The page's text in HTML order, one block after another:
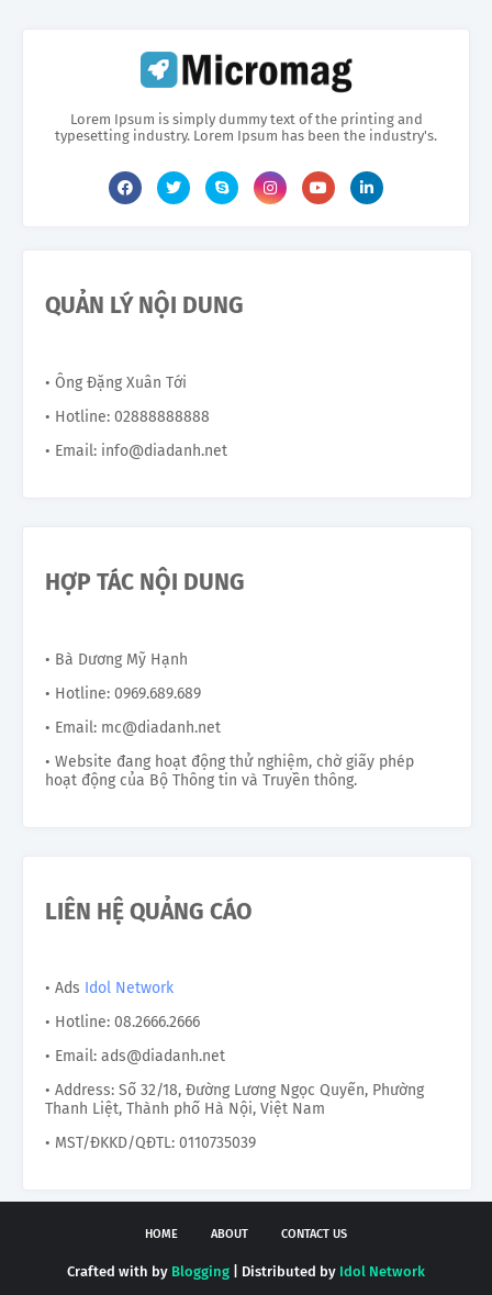
Lorem Ipsum is simply dummy text of the printing and
typesetting industry. Lorem Ipsum has been the industry's.
QUẢN LÝ NỘI DUNG
• Ông Đặng Xuân Tới
• Hotline: 02888888888
• Email: info@diadanh.net
HỢP TÁC NỘI DUNG
• Bà Dương Mỹ Hạnh
• Hotline: 0969.689.689
• Email: mc@diadanh.net
• Website đang hoạt động thử nghiệm, chờ giấy phép
hoạt động của Bộ Thông tin và Truyền thông.
LIÊN HỆ QUẢNG CÁO
• Ads Idol Network
• Hotline: 08.2666.2666
• Email: ads@diadanh.net
• Address: Số 32/18, Đường Lương Ngọc Quyến, Phường
Thanh Liệt, Thành phố Hà Nội, Việt Nam
• MST/ĐKKD/QĐTL: 0110735039
HOME ABOUT CONTACT US
Crafted with by Blogging | Distributed by Idol Network